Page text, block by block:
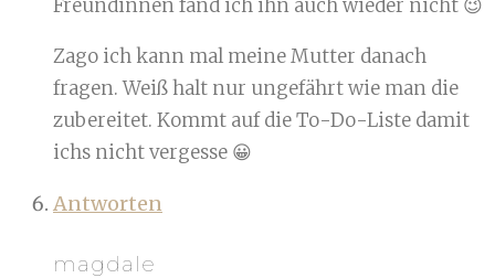
Freundinnen fand ich ihn auch wieder nicht 😉
Zago ich kann mal meine Mutter danach
fragen. Weiß halt nur ungefährt wie man die
zubereitet. Kommt auf die To-Do-Liste damit
ichs nicht vergesse 😀
Antworten
magdale